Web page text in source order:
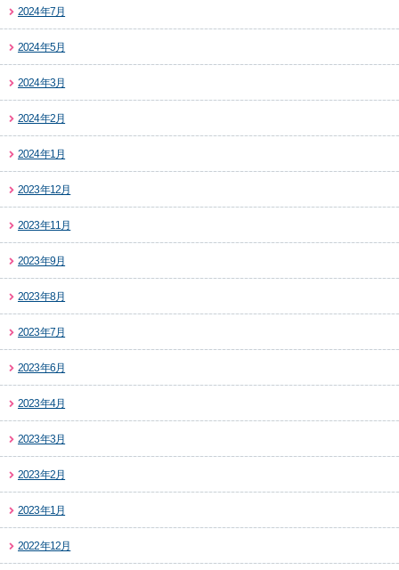
2024年7月
2024年5月
2024年3月
2024年2月
2024年1月
2023年12月
2023年11月
2023年9月
2023年8月
2023年7月
2023年6月
2023年4月
2023年3月
2023年2月
2023年1月
2022年12月